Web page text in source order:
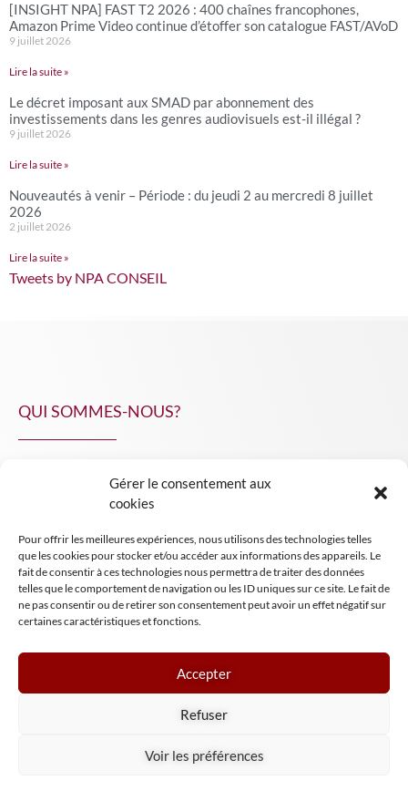
Gérer le consentement aux
cookies
Pour offrir les meilleures expériences, nous utilisons des technologies telles
que les cookies pour stocker et/ou accéder aux informations des appareils. Le
fait de consentir à ces technologies nous permettra de traiter des données
telles que le comportement de navigation ou les ID uniques sur ce site. Le fait de
ne pas consentir ou de retirer son consentement peut avoir un effet négatif sur
certaines caractéristiques et fonctions.
Accepter
Refuser
Voir les préférences
[INSIGHT NPA] FAST T2 2026 : 400 chaînes francophones,
Amazon Prime Video continue d’étoffer son catalogue FAST/AVoD
9 juillet 2026
Lire la suite »
Le décret imposant aux SMAD par abonnement des
investissements dans les genres audiovisuels est-il illégal ?
9 juillet 2026
Lire la suite »
Nouveautés à venir – Période : du jeudi 2 au mercredi 8 juillet
2026
2 juillet 2026
Lire la suite »
Tweets by NPA CONSEIL
QUI SOMMES-NOUS?
INSIGHT NPA
Mentions légales
Tous droits réservés NPA Conseil